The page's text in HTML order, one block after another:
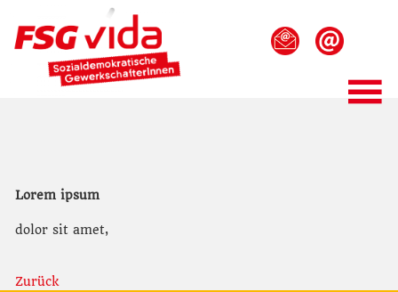
Lorem ipsum
dolor sit amet,
Zurück